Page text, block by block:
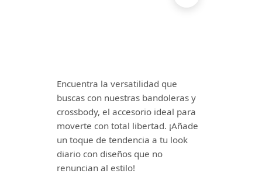
Encuentra la versatilidad que
buscas con nuestras bandoleras y
crossbody, el accesorio ideal para
moverte con total libertad. ¡Añade
un toque de tendencia a tu look
diario con diseños que no
renuncian al estilo!